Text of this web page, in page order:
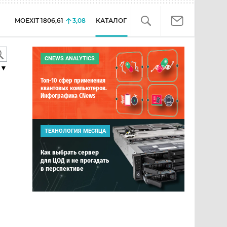
MOEXIT 1806,61 3,08 КАТАЛОГ
CNEWS ANALYTICS
Топ-10 сфер применения
квантовых компьютеров.
Инфографика CNews
ТЕХНОЛОГИЯ МЕСЯЦА
Как выбрать сервер
для ЦОД и не прогадать
в перспективе